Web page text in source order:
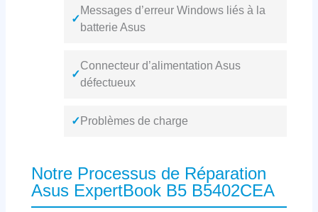
✓
Messages d’erreur Windows liés à la
batterie Asus
✓
Connecteur d’alimentation Asus
défectueux
✓ Problèmes de charge
Notre Processus de Réparation
Asus ExpertBook B5 B5402CEA